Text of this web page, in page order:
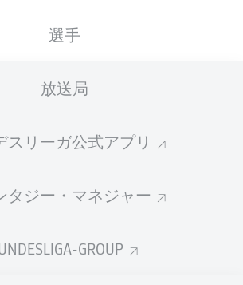
選手
放送局
スリーガ公式アプリ
タジー・マネジャー
GROUP